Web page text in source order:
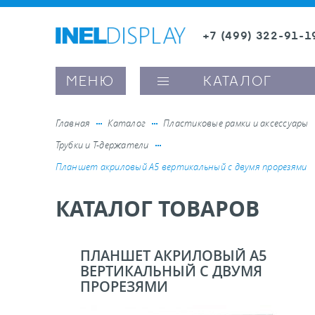
+7 (499) 322-91-
Заказать звонок
МЕНЮ КАТАЛОГ
ценникодержатели
полочного пространства
вывесок и шелфтокеры
оборудование, комплектующие
Главная Каталог
Пластиковые рамки и аксессуары
Трубки и Т-держатели
Планшет акриловый А5 вертикальный с двумя прорезями
КАТАЛОГ ТОВАРОВ
ПЛАНШЕТ АКРИЛОВЫЙ А5
ВЕРТИКАЛЬНЫЙ С ДВУМЯ
ПРОРЕЗЯМИ